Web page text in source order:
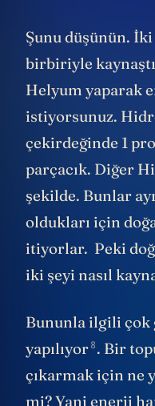
Şunu düşünün. İki
birbiriyle
Helyum yaparak
istiyorsunuz.
çekirdeğinde 1
parçacık. Diğer
şekilde. Bunlar
oldukları için
itiyorlar. Peki
iki şeyi nasıl
Bununla ilgili çok
yapılıyor8. Bir
çıkarmak için ne
mi? Yani enerji